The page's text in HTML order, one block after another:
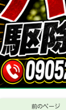
前のページ